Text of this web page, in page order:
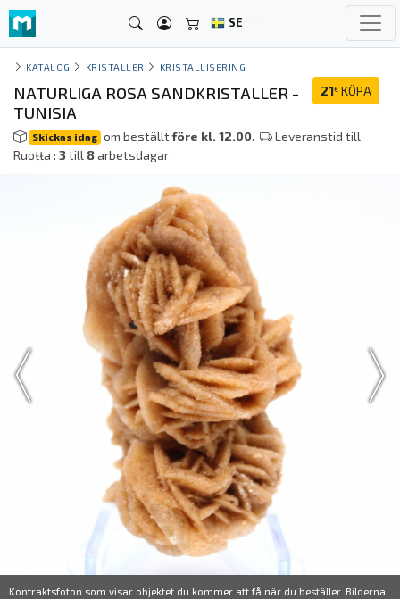
SE
KATALOG KRISTALLER KRISTALLISERING
21€ KÖPA
NATURLIGA ROSA SANDKRISTALLER -
TUNISIA
Skickas idag om beställtföre kl. 12.00.
Leveranstid till
Ruoŧŧa : 3till 8arbetsdagar
Kontraktsfoton som visar objektet du kommer att få när du beställer. Bilderna